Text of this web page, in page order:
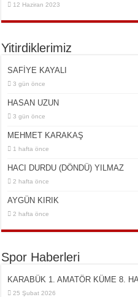
12 Haziran 2023
Yitirdiklerimiz
SAFİYE KAYALI
3 gün önce
HASAN UZUN
3 gün önce
MEHMET KARAKAŞ
1 hafta önce
HACI DURDU (DÖNDÜ) YILMAZ
2 hafta önce
AYGÜN KIRIK
2 hafta önce
Spor Haberleri
KARABÜK 1. AMATÖR KÜME 8.
25 Şubat 2026